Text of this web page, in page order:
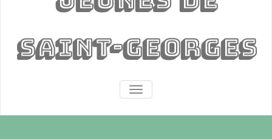
Saint-Georges
AFFICHER/MASQUER LA